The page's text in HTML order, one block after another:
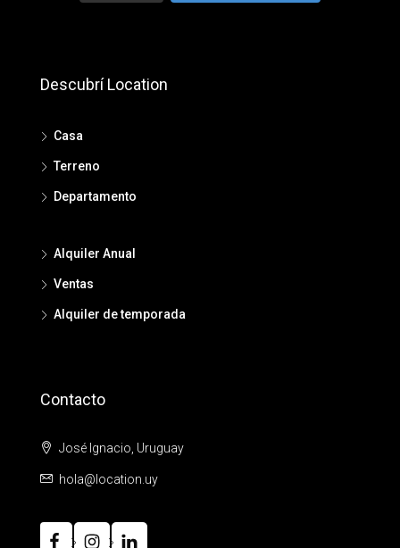
Descubrí Location
Casa
Terreno
Departamento
Alquiler Anual
Ventas
Alquiler de temporada
Contacto
José Ignacio, Uruguay
hola@location.uy